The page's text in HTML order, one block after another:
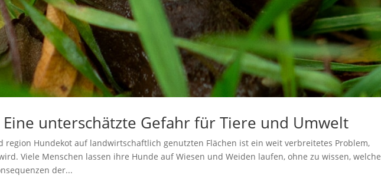
unterschätzte Gefahr für Tiere und Umwelt
region Hundekot auf landwirtschaftlich genutzten Flächen ist ein weit verbreitetes Problem,
Viele Menschen lassen ihre Hunde auf Wiesen und Weiden laufen, ohne zu wissen, welche
der...